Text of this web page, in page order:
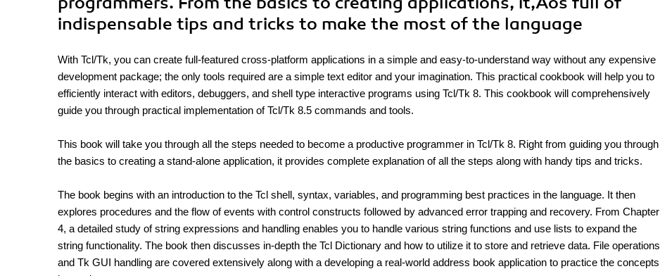
indispensable tips and tricks to make the most of the language
With Tcl/Tk, you can create full-featured cross-platform applications in a simple and easy-to-understand way without any expensive
development package; the only tools required are a simple text editor and your imagination. This practical cookbook will help you to
efficiently interact with editors, debuggers, and shell type interactive programs using Tcl/Tk 8. This cookbook will comprehensively
guide you through practical implementation of Tcl/Tk 8.5 commands and tools.
This book will take you through all the steps needed to become a productive programmer in Tcl/Tk 8. Right from guiding you through
the basics to creating a stand-alone application, it provides complete explanation of all the steps along with handy tips and tricks.
The book begins with an introduction to the Tcl shell, syntax, variables, and programming best practices in the language. It then
explores procedures and the flow of events with control constructs followed by advanced error trapping and recovery. From Chapter
4, a detailed study of string expressions and handling enables you to handle various string functions and use lists to expand the
string functionality. The book then discusses in-depth the Tcl Dictionary and how to utilize it to store and retrieve data. File operations
and Tk GUI handling are covered extensively along with a developing a real-world address book application to practice the concepts